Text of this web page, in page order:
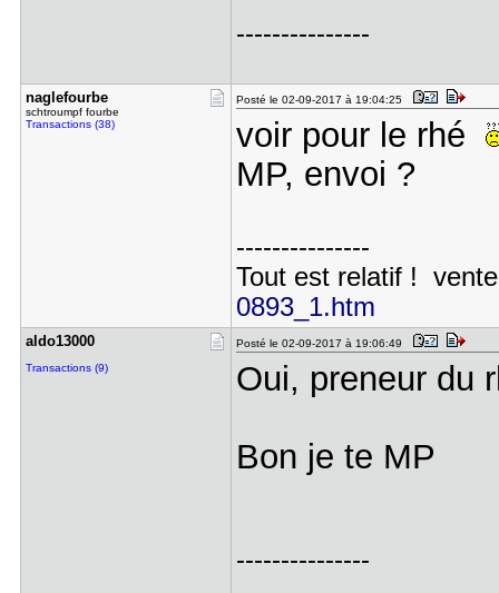
---------------
naglefourb​e
schtroumpf fourbe
Transactions (38)
Posté le 02-09-2017 à 19:04:25
voir pour le rhé
MP, envoi ?
---------------
Tout est relatif !
0893_1.htm
aldo13000
Transactions (9)
Posté le 02-09-2017 à 19:06:49
Oui, preneur du
Bon je te MP
---------------